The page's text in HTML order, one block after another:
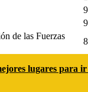
de las Fuerzas
lugares para ir